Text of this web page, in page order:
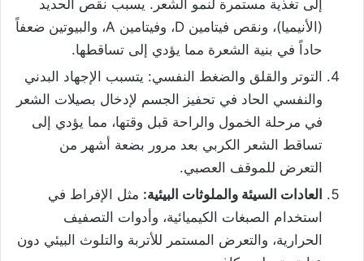
إلى تغذية مستمرة لنمو الشعر. يسبب نقص الحديد
(الأنيميا)، ونقص فيتامين D، وفيتامين A، والبيوتين ضعفاً
حاداً في بنية الشعرة مما يؤدي إلى تساقطها.
التوتر والقلق والضغط النفسي: يتسبب الإجهاد البدني
والنفسي الحاد في تحفيز الجسم لإدخال بصيلات الشعر
في مرحلة الخمول والراحة قبل وقتها، مما يؤدي إلى
تساقط الشعر الكربي بعد مرور بضعة أشهر من
التعرض للموقف العصبي.
العادات السيئة والملوثات البيئية: مثل الإفراط في
استخدام الصبغات الكيميائية، وأدوات التصفيف
الحرارية، والتعرض المستمر للأتربة والتلوث البيئي دون